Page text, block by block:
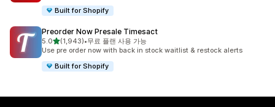
Built for Shopify
Preorder Now Presale Timesact
5.0별 5개 중
(1,943)
총 리뷰 1943개
•무료 플랜 사용 가능
Use pre order now with back in stock waitlist & restock alerts
Built for Shopify